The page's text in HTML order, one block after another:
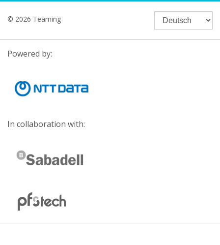
© 2026 Teaming
Powered by:
In collaboration with: